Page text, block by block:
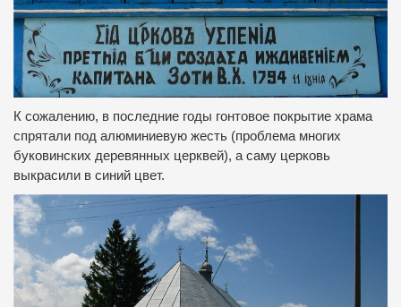
К сожалению, в последние годы гонтовое покрытие храма
спрятали под алюминиевую жесть (проблема многих
буковинских деревянных церквей), а саму церковь
выкрасили в синий цвет.